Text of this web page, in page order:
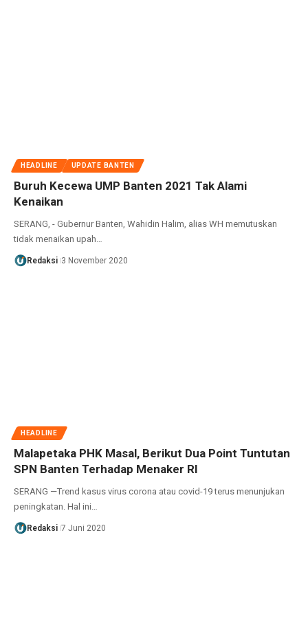
HEADLINE UPDATE BANTEN
Buruh Kecewa UMP Banten 2021 Tak Alami
Kenaikan
SERANG, - Gubernur Banten, Wahidin Halim, alias WH memutuskan
tidak menaikan upah…
Redaksi 3 November 2020
HEADLINE
Malapetaka PHK Masal, Berikut Dua Point Tuntutan
SPN Banten Terhadap Menaker RI
SERANG —Trend kasus virus corona atau covid-19 terus menunjukan
peningkatan. Hal ini…
Redaksi 7 Juni 2020